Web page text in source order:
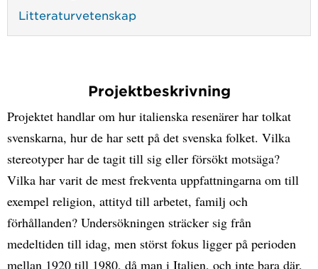
Litteraturvetenskap
Projektbeskrivning
Projektet handlar om hur italienska resenärer har tolkat
svenskarna, hur de har sett på det svenska folket. Vilka
stereotyper har de tagit till sig eller försökt motsäga?
Vilka har varit de mest frekventa uppfattningarna om till
exempel religion, attityd till arbetet, familj och
förhållanden? Undersökningen sträcker sig från
medeltiden till idag, men störst fokus ligger på perioden
mellan 1920 till 1980, då man i Italien, och inte bara där,